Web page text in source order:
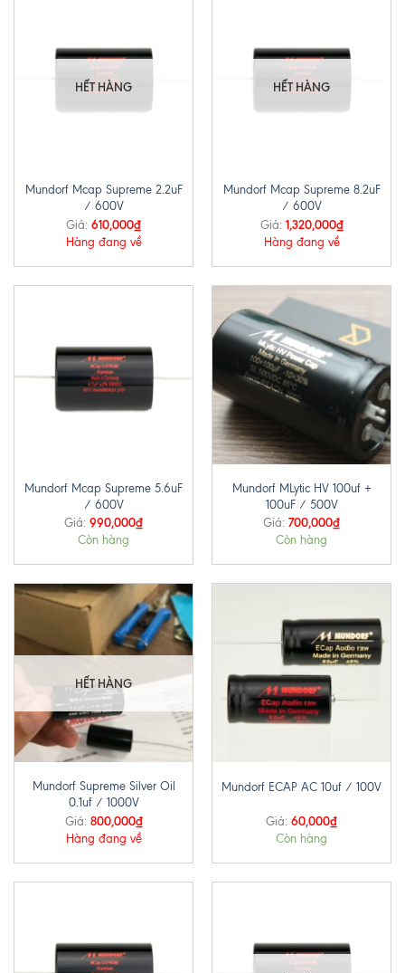
HẾT HÀNG
Mundorf Mcap Supreme 2.2uF
/ 600V
Giá: 610,000₫
Hàng đang về
HẾT HÀNG
Mundorf Mcap Supreme 8.2uF
/ 600V
Giá: 1,320,000₫
Hàng đang về
Mundorf Mcap Supreme 5.6uF
/ 600V
Giá: 990,000₫
Còn hàng
Mundorf MLytic HV 100uf +
100uF / 500V
Giá: 700,000₫
Còn hàng
HẾT HÀNG
Mundorf Supreme Silver Oil
0.1uf / 1000V
Giá: 800,000₫
Hàng đang về
Mundorf ECAP AC 10uf / 100V
Giá: 60,000₫
Còn hàng